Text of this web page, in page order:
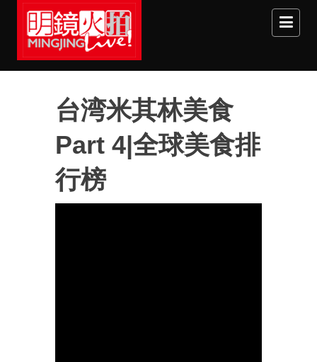
Skip to main content
台湾米其林美食
Part 4|全球美食排
行榜